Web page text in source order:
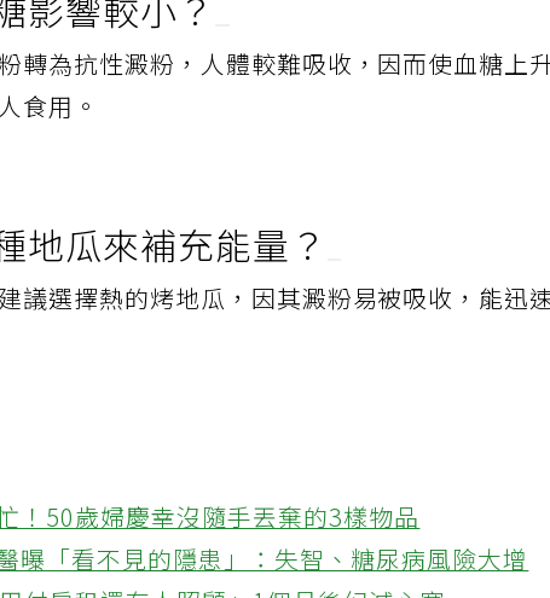
影響較小？
轉為抗性澱粉，人體較難吸收，因而使血糖上升
食用。
地瓜來補充能量？
議選擇熱的烤地瓜，因其澱粉易被吸收，能迅
！50歲婦慶幸沒隨手丟棄的3樣物品
曝「看不見的隱患」：失智、糖尿病風險大增